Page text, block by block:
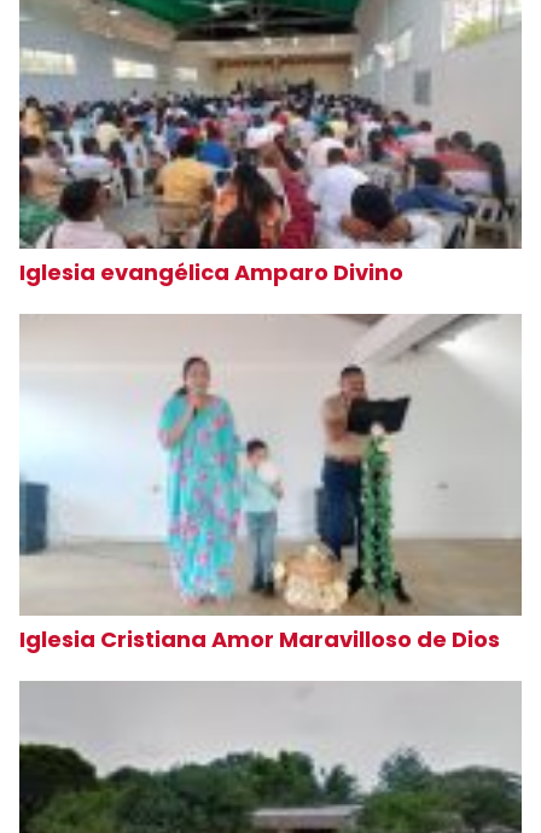
Iglesia evangélica Amparo Divino
Iglesia Cristiana Amor Maravilloso de Dios